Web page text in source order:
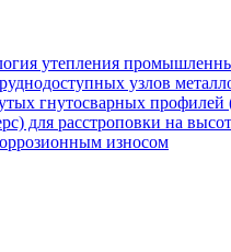
утепления
узлов
гнутосварных
для расстроповки на
износом